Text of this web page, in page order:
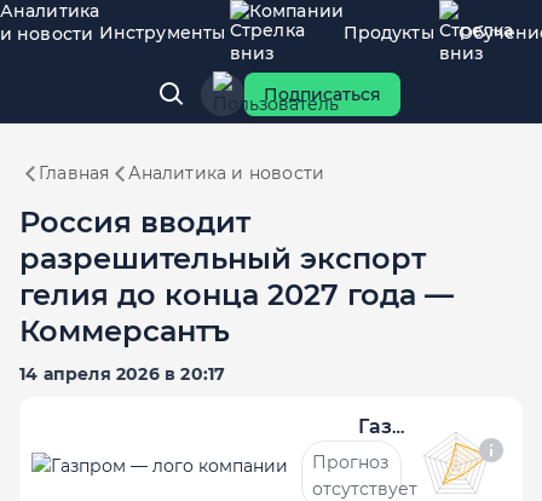
Аналитика
и новости Инструменты
Компании
Продукты
Подписаться
Главная Аналитика и новости
Россия вводит
разрешительный экспорт
гелия до конца 2027 года —
Коммерсантъ
14 апреля 2026 в 20:17
Газпром
Прогноз
отсутствует